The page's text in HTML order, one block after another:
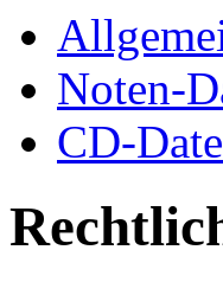
Noten-
CD-